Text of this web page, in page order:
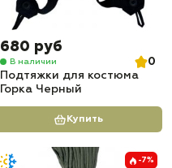
680 руб
В наличии
0
Подтяжки для костюма
Горка Черный
Купить
-7%